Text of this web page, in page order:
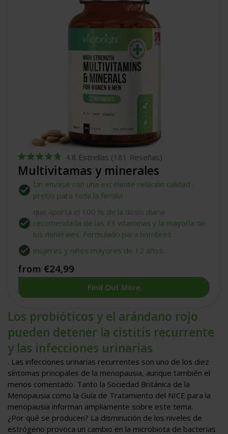
Calificado
4.8
5
estrellas
4.8 Estrellas (181 Reseñas)
Multivitamas y minerales
Un envase con una excelente relación calidad-
precio para toda la familia
que aporta el 100 % de la dosis diaria
recomendada de las 13 vitaminas y la mayoría de
los minerales. Formulado para hombres
mujeres y niños mayores de 12 años.
from €24,99
Find Out More
Los probióticos y el arándano rojo
pueden detener la cistitis recurrente
y las infecciones urinarias
. Las infecciones urinarias recurrentes son uno de los diez
síntomas principales de la menopausia, aunque también el
menos comentado. Tanto la Sociedad Británica de la
Menopausia como la Guía de Tratamiento del NICE para la
menopausia informan ampliamente sobre este tema.
¿Por qué se producen? La disminución de los niveles de
estrógeno provoca un cambio en la microbiota de bacterias